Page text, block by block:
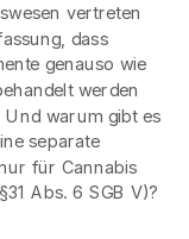
vertreten
dass
genauso wie
werden
warum gibt es
separate
für Cannabis
Abs. 6 SGB V)?